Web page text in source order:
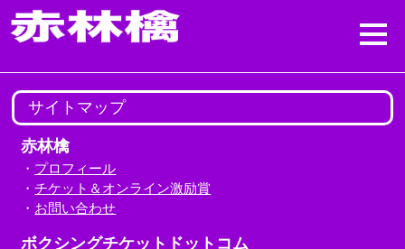
サイトマップ
赤林檎
・ プロフィール
・チケット＆オンライン激励賞
・ お問い合わせ
ボクシングチケットドットコム